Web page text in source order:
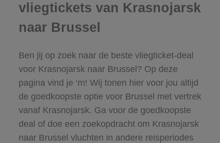
vliegtickets van Krasnojarsk
naar Brussel
Ben jij op zoek naar de beste vliegticket-deal
voor Krasnojarsk naar Brussel? Op deze
pagina vind je ‘m! Wij tonen hier voor jou altijd
de goedkoopste optie voor Brussel met vertrek
vanaf Krasnojarsk. Ga voor de goedkoopste
deal of doe een zoekopdracht om Krasnojarsk
naar Brussel vluchten in andere reisperiodes